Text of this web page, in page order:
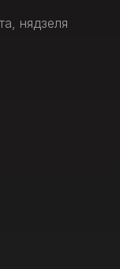
нядзеля